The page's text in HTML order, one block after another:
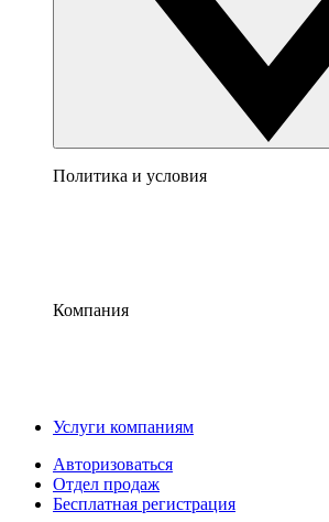
Политика и условия
Компания
Услуги компаниям
Авторизоваться
Отдел продаж
Бесплатная регистрация